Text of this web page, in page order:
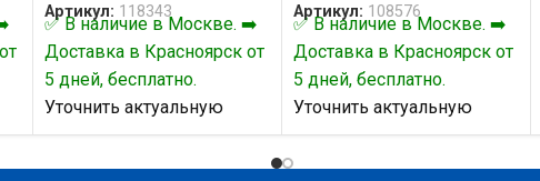
Артикул: 118343
✅ В наличие в Москве. ➡️
Доставка в Красноярск от
5 дней, бесплатно.
Уточнить актуальную
цену и наличие товара Вы
Артикул: 108576
✅ В наличие в Москве. ➡️
Доставка в Красноярск от
5 дней, бесплатно.
Уточнить актуальную
цену и наличие товара Вы
можете у нашего